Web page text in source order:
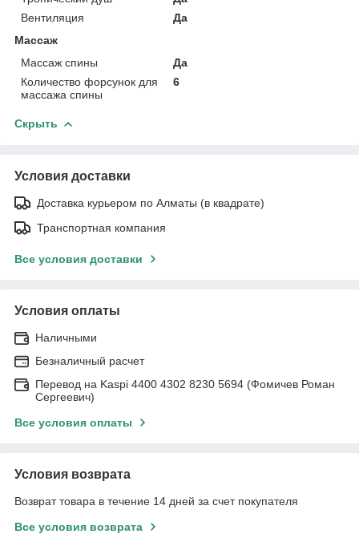
Вентиляция
Да
Массаж
Массаж спины
Да
Количество форсунок для
массажа спины
6
Скрыть
Условия доставки
Доставка курьером по Алматы (в квадрате)
Транспортная компания
Все условия доставки
Условия оплаты
Наличными
Безналичный расчет
Перевод на Kaspi 4400 4302 8230 5694 (Фомичев Роман
Сергеевич)
Все условия оплаты
Условия возврата
Возврат товара в течение 14 дней за счет покупателя
Все условия возврата